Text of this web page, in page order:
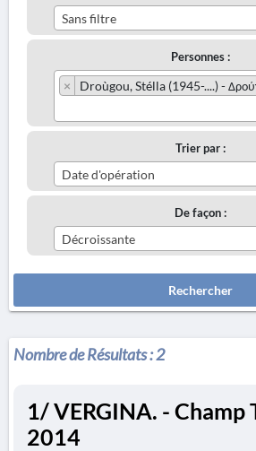
Sans filtre
Personnes :
× Droùgou, Stélla (1945-....) - Δρούγου,
Trier par :
Date d'opération
De façon :
Décroissante
Rechercher
Nombre de Résultats :2
1/ VERGINA. - Champ
2014